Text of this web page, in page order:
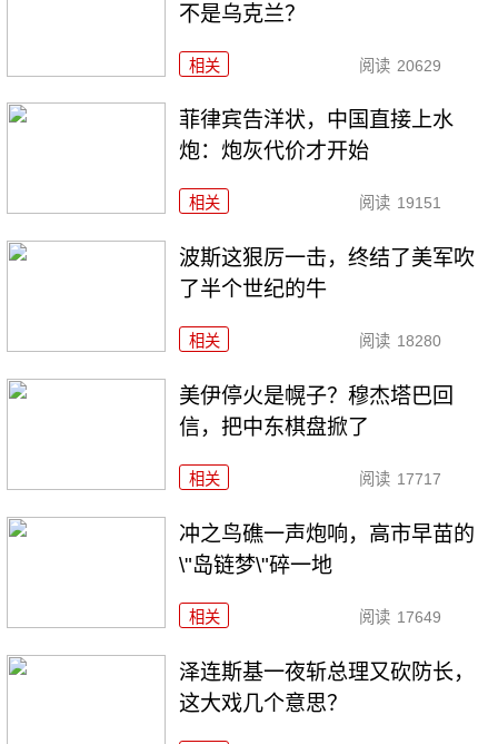
不是乌克兰？
相关 阅读 20629
菲律宾告洋状，中国直接上水
炮：炮灰代价才开始
相关 阅读 19151
波斯这狠厉一击，终结了美军吹
了半个世纪的牛
相关 阅读 18280
美伊停火是幌子？穆杰塔巴回
信，把中东棋盘掀了
相关 阅读 17717
冲之鸟礁一声炮响，高市早苗的
\"岛链梦\"碎一地
相关 阅读 17649
泽连斯基一夜斩总理又砍防长，
这大戏几个意思？